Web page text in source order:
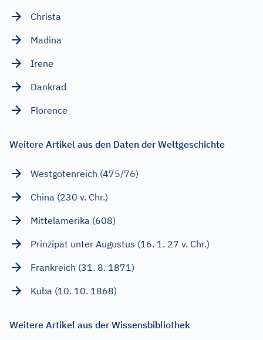
Christa
Madina
Irene
Dankrad
Florence
Weitere Artikel aus den Daten der Weltgeschichte
Westgotenreich (475/76)
China (230 v. Chr.)
Mittelamerika (608)
Prinzipat unter Augustus (16. 1. 27 v. Chr.)
Frankreich (31. 8. 1871)
Kuba (10. 10. 1868)
Weitere Artikel aus der Wissensbibliothek